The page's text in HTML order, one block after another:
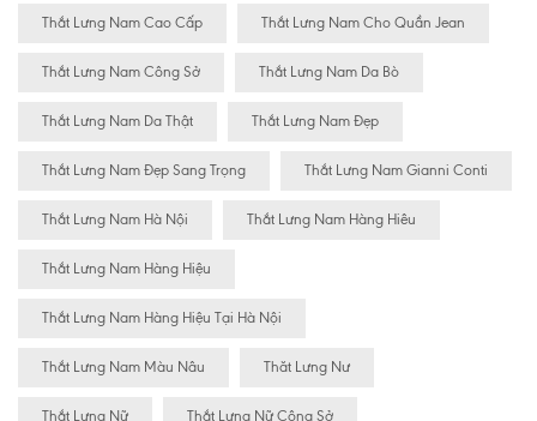
Thắt Lưng Nam Cao Cấp Thắt Lưng Nam Cho Quần Jean
Thắt Lưng Nam Công Sở Thắt Lưng Nam Da Bò
Thắt Lưng Nam Da Thật Thắt Lưng Nam Đẹp
Thắt Lưng Nam Đẹp Sang Trọng Thắt Lưng Nam Gianni Conti
Thắt Lưng Nam Hà Nội Thắt Lưng Nam Hàng Hiêu
Thắt Lưng Nam Hàng Hiệu
Thắt Lưng Nam Hàng Hiệu Tại Hà Nội
Thắt Lưng Nam Màu Nâu Thăt Lưng Nư
Thắt Lưng Nữ Thắt Lưng Nữ Công Sở